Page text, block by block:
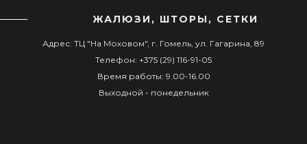
ЖАЛЮЗИ, ШТОРЫ, СЕТКИ
Адрес: ТЦ "На Моховом", г. Гомель, ул. Гагарина, 89
Телефон: +375 (29) 116-91-05
Время работы: 9.00-16.00
Выходной - понедельник